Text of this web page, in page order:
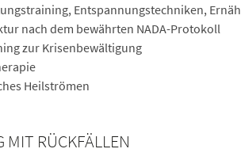
Entspannungstechniken,
nach dem bewährten NADA-Protokoll
zur Krisenbewältigung
Heilströmen
MIT RÜCKFÄLLEN